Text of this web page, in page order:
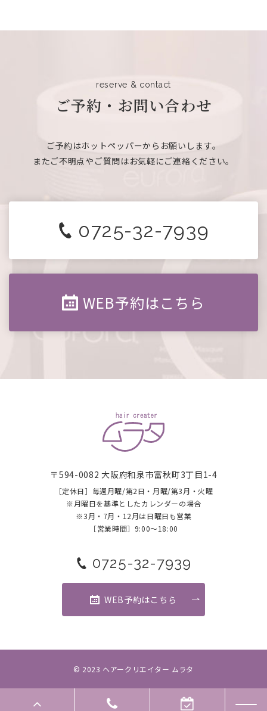
reserve & contact
ご予約・お問い合わせ
ご予約はホットペッパーからお願いします。
またご不明点やご質問はお気軽にご連絡ください。
0725-32-7939
WEB予約はこちら
〒594-0082 大阪府和泉市富秋町3丁目1-4
［定休日］毎週月曜/第2日・月曜/第3月・火曜
​​​​​​​※月曜日を基準としたカレンダーの場合
※3月・7月・12月は日曜日も営業
［営業時間］9:00～18:00
0725-32-7939
WEB予約はこちら
© 2023 ヘアークリエイター ムラタ